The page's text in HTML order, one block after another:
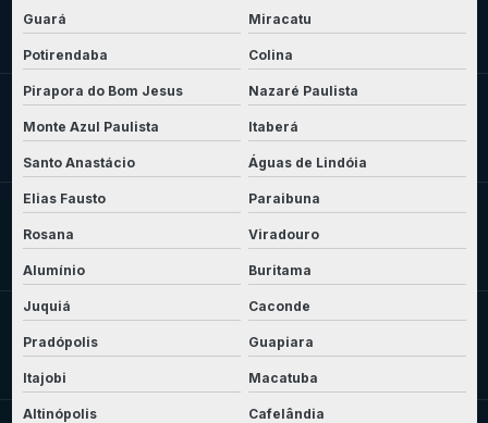
Guará Miracatu
Potirendaba Colina
Pirapora do Bom Jesus Nazaré Paulista
Monte Azul Paulista Itaberá
Santo Anastácio Águas de Lindóia
Elias Fausto Paraibuna
Rosana Viradouro
Alumínio Buritama
Juquiá Caconde
Pradópolis Guapiara
Itajobi Macatuba
Altinópolis Cafelândia